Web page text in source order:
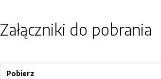
Załączniki do pobrania
Pobierz